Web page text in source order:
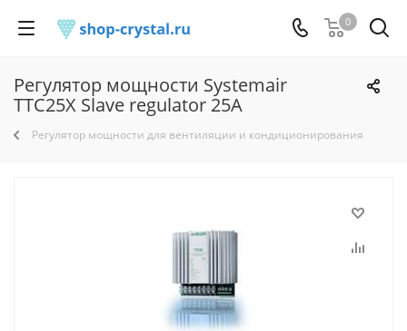
0
Регулятор мощности Systemair
TTC25X Slave regulator 25A
Регулятор мощности для вентиляции и кондиционирования